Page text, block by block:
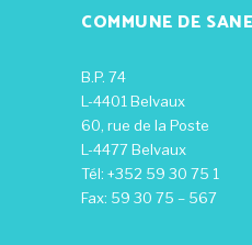
COMMUNE DE
B.P. 74
L-4401 Belvaux
60, rue de la Poste
L-4477 Belvaux
Tél: +352 59 30 75 1
Fax: 59 30 75 – 567